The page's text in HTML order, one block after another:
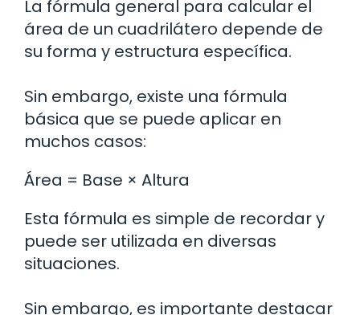
La fórmula general para calcular el
área de un cuadrilátero depende de
su forma y estructura específica.
Sin embargo, existe una fórmula
básica que se puede aplicar en
muchos casos:
Área = Base × Altura
Esta fórmula es simple de recordar y
puede ser utilizada en diversas
situaciones.
Sin embargo, es importante destacar